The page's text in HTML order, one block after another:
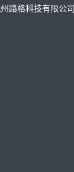
路格科技有限公